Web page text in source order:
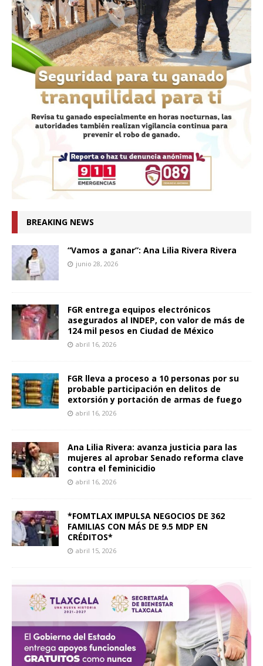
BREAKING NEWS
“Vamos a ganar”: Ana Lilia Rivera Rivera
junio 28, 2026
FGR entrega equipos electrónicos
asegurados al INDEP, con valor de más de
124 mil pesos en Ciudad de México
abril 16, 2026
FGR lleva a proceso a 10 personas por su
probable participación en delitos de
extorsión y portación de armas de fuego
abril 16, 2026
Ana Lilia Rivera: avanza justicia para las
mujeres al aprobar Senado reforma clave
contra el feminicidio
abril 16, 2026
*FOMTLAX IMPULSA NEGOCIOS DE 362
FAMILIAS CON MÁS DE 9.5 MDP EN
CRÉDITOS*
abril 15, 2026